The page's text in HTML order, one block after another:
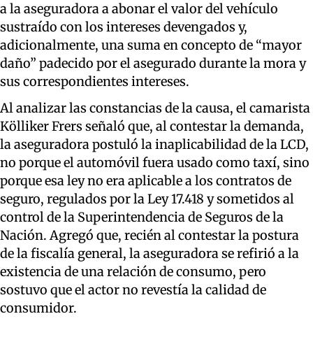
a la aseguradora a abonar el valor del vehículo
sustraído con los intereses devengados y,
adicionalmente, una suma en concepto de “mayor
daño” padecido por el asegurado durante la mora y
sus correspondientes intereses.
Al analizar las constancias de la causa, el camarista
Kölliker Frers señaló que, al contestar la demanda,
la aseguradora postuló la inaplicabilidad de la LCD,
no porque el automóvil fuera usado como taxí, sino
porque esa ley no era aplicable a los contratos de
seguro, regulados por la Ley 17.418 y sometidos al
control de la Superintendencia de Seguros de la
Nación. Agregó que, recién al contestar la postura
de la fiscalía general, la aseguradora se refirió a la
existencia de una relación de consumo, pero
sostuvo que el actor no revestía la calidad de
consumidor.